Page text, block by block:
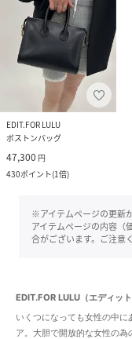
EDIT.FOR LULU
ボストンバッグ
47,300 円
430ポイント(1倍)
※アイテムページの更新
アイテムページの内容（
合がございます。ご注意
EDIT.FOR LULU（エディット
いくつになっても女性の中
ア。大胆で開放的な女性の為